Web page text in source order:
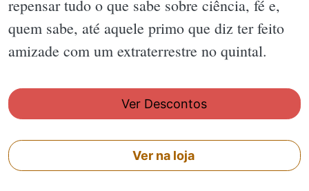
repensar tudo o que sabe sobre ciência, fé e,
quem sabe, até aquele primo que diz ter feito
amizade com um extraterrestre no quintal.
Ver Descontos
Ver na loja